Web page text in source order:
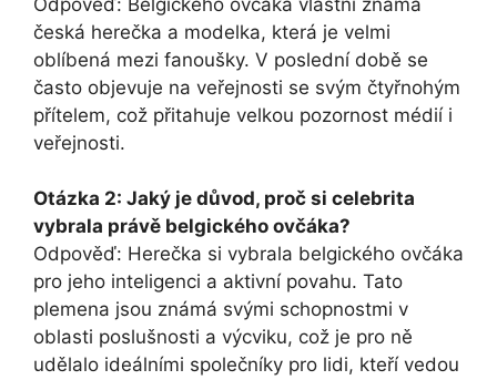
česká herečka ‌a‌ modelka, která je velmi
oblíbená mezi fanoušky. V poslední době se
často objevuje na⁤ veřejnosti se ⁤svým čtyřnohým
přítelem, ⁣což ‍přitahuje velkou pozornost médií i‍
veřejnosti.
Otázka 2:‌ Jaký ‌je důvod, proč‍ si celebrita
vybrala právě belgického ovčáka?
Odpověď: Herečka si vybrala belgického⁣ ovčáka
​pro jeho inteligenci a ⁤aktivní povahu. Tato
‍plemena jsou ⁢známá ⁣svými schopnostmi v
oblasti poslušnosti a výcviku, což je pro ně
udělalo ideálními společníky pro lidi,‍ kteří vedou